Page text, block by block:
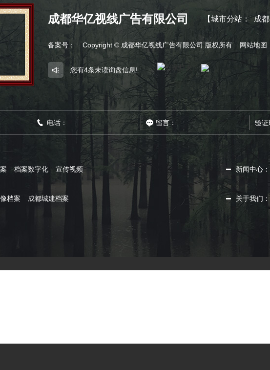
成都华亿视线广告有限公司 【城市分站 ：成都
备案号： Copyright © 成都华亿视线广告有限公司 版权所有 网站地图
您有4条未读询盘信息!
档案数字化 宣传视频 新闻中心：
档案 成都城建档案 关于我们：